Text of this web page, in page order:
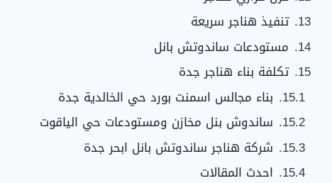
تنفيذ هناجر سريعة
مستودعات ساندوتش بانل
تكلفة بناء هناجر جدة
بناء مجالس اسمنت بورد حي الخالدية جدة
ساندوش بنل مخازن ومستودعات حي الياقوت
شركة هناجر ساندوتش بانل ابحر جدة
احدث المقالات